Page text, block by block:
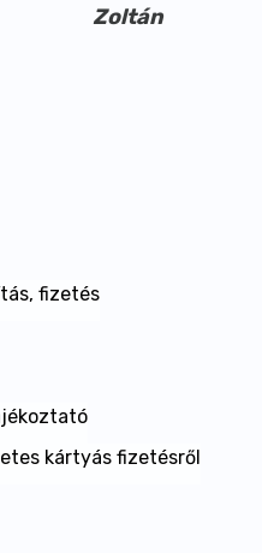
Zoltán
fizetés
kártyás fizetésről